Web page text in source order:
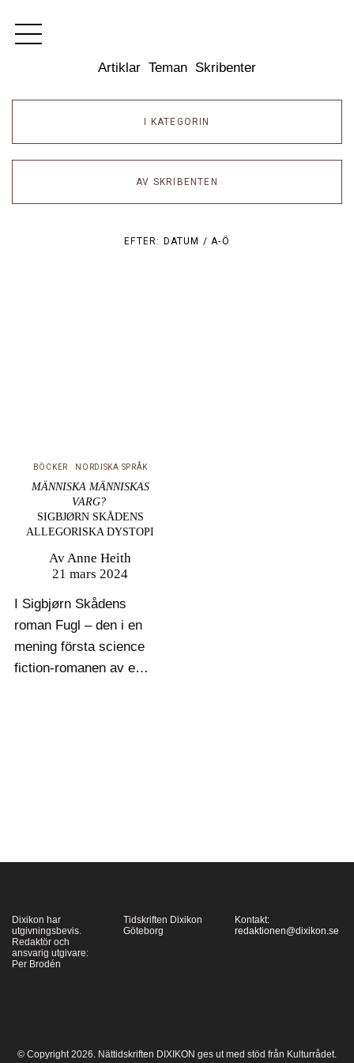
Artiklar Teman Skribenter
I KATEGORIN
AV SKRIBENTEN
EFTER: DATUM /A-Ö
BÖCKER NORDISKA SPRÅK
MÄNNISKA MÄNNISKAS
VARG?
SIGBJØRN SKÅDENS
ALLEGORISKA DYSTOPI
AvAnne Heith
21 mars 2024
I Sigbjørn Skådens
roman Fugl – den i en
mening första science
fiction-romanen av en
Dixikon har
utgivningsbevis.
Redaktör och
ansvarig utgivare:
Per Brodén
Tidskriften Dixikon
Göteborg
Kontakt:
redaktionen@dixikon.se
© Copyright 2026. Nättidskriften DIXIKON ges ut med stöd från Kulturrådet.